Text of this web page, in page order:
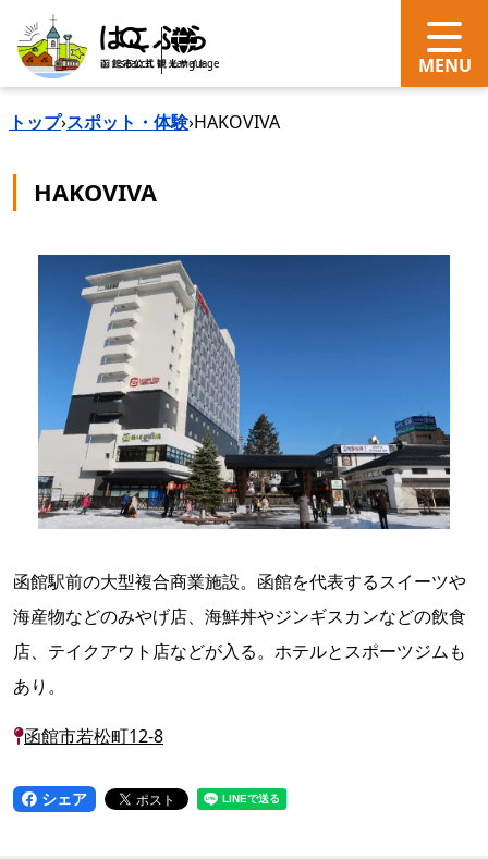
search Language
トップ›スポット・体験›HAKOVIVA
HAKOVIVA
函館駅前の大型複合商業施設。函館を代表するスイーツや
海産物などのみやげ店、海鮮丼やジンギスカンなどの飲食
店、テイクアウト店などが入る。ホテルとスポーツジムも
あり。
函館市若松町12-8
シェア